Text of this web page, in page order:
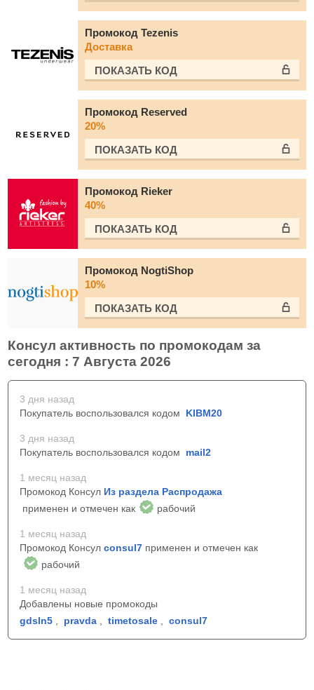
Промокод Tezenis
Доставка
ПОКАЗАТЬ КОД
Промокод Reserved
20%
ПОКАЗАТЬ КОД
Промокод Rieker
40%
ПОКАЗАТЬ КОД
Промокод NogtiShop
10%
ПОКАЗАТЬ КОД
Консул активность по промокодам за
сегодня : 7 Августа 2026
3 дня назад
Покупатель воспользовался кодом KIBM20
3 дня назад
Покупатель воспользовался кодом mail2
1 месяц назад
Промокод Консул Из раздела Распродажа
применен и отмечен как
рабочий
1 месяц назад
Промокод Консул consul7 применен и отмечен как
рабочий
1 месяц назад
Добавлены новые промокоды
gdsln5
pravda timetosale consul7